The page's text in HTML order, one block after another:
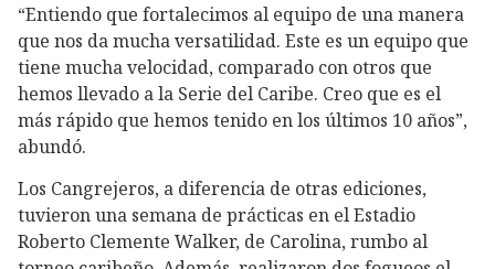
“Entiendo que fortalecimos al equipo de una manera
que nos da mucha versatilidad. Este es un equipo que
tiene mucha velocidad, comparado con otros que
hemos llevado a la Serie del Caribe. Creo que es el
más rápido que hemos tenido en los últimos 10 años”,
abundó.
Los Cangrejeros, a diferencia de otras ediciones,
tuvieron una semana de prácticas en el Estadio
Roberto Clemente Walker, de Carolina, rumbo al